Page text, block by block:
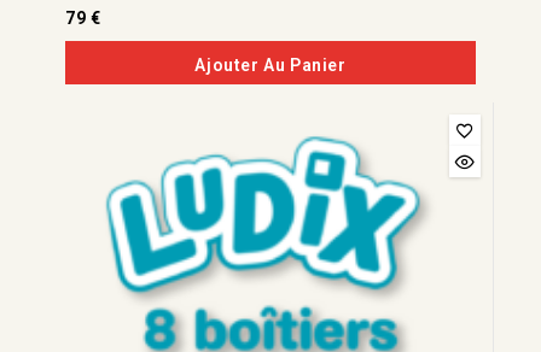
0
de
5
79 €
Ajouter Au Panier